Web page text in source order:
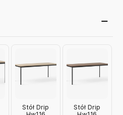
Stół Drip
Stół Drip